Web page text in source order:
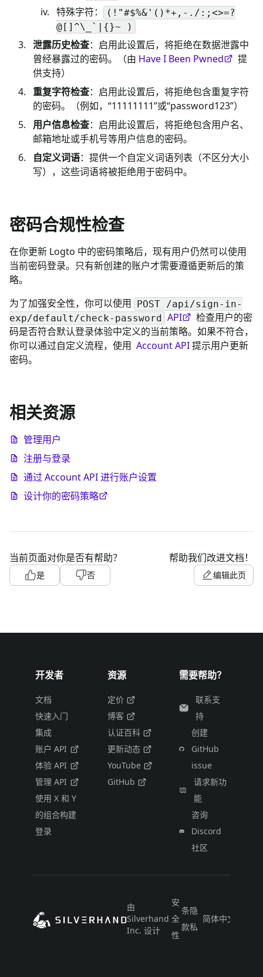
特殊字符：
(!"#$%&'()*+,-./:;<>=?
@[]^\_`|{}~ )
泄露历史检查：启用此设置后，将拒绝在数据泄露中
曾经暴露过的密码。（由 Have I Been Pwned
提
供支持）
重复字符检查：启用此设置后，将拒绝包含重复字符
的密码。（例如，“11111111”或“password123”）
用户信息检查：启用此设置后，将拒绝包含用户名、
邮箱地址或手机号等用户信息的密码。
自定义词语：提供一个自定义词语列表（不区分大小
写），这些词语将被拒绝用于密码中。
密码合规性检查
在你更新 Logto 中的密码策略后，现有用户仍然可以使用
当前密码登录。只有新创建的账户才需要遵循更新后的策
略。
为了加强安全性，你可以使用 POST /api/sign-in-
exp/default/check-password API
检查用户的密
码是否符合默认登录体验中定义的当前策略。如果不符合，
你可以通过自定义流程，使用 Account API提示用户更新
密码。
相关资源
管理用户
注册与登录
通过 Account API 进行账户设置
设计你的密码策略
当前页面对你是否有帮助？
是 否
帮助我们改进文档！
编辑此页
开发者
文档
快速入门
集成
账户 API
体验 API
管理 API
使用 X 和 Y
的组合构建
登录
资源
定价
博客
认证百科
更新动态
YouTube
GitHub
需要帮助？
联系支
持
创建
GitHub
issue
请求新功
能
咨询
Discord
社区
由
Silverhand
Inc. 设计
安
全
性
条
款
隐
私
简体中文